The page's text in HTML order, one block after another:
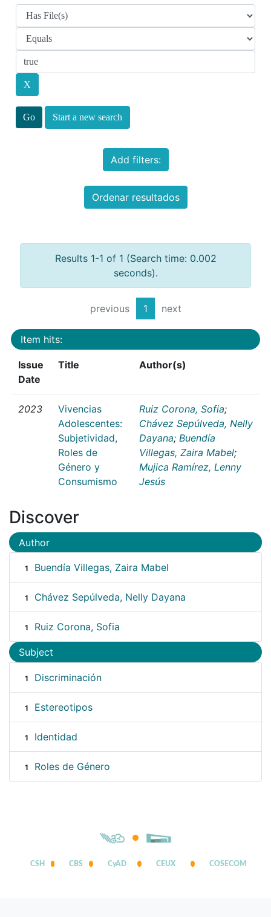
Start a new search
Add filters:
Ordenar resultados
Results 1-1 of 1 (Search time: 0.002
seconds).
previous 1 next
Item hits:
Issue
Date
Title Author(s)
2023
Vivencias
Adolescentes:
Subjetividad,
Roles de
Género y
Consumismo
Ruiz Corona, Sofia;
Chávez Sepúlveda, Nelly
Dayana; Buendía
Villegas, Zaira Mabel;
Mujica Ramírez, Lenny
Jesús
Discover
Author
1 Buendía Villegas, Zaira Mabel
1 Chávez Sepúlveda, Nelly Dayana
1 Ruiz Corona, Sofia
Subject
1 Discriminación
1 Estereotipos
1 Identidad
1 Roles de Género
CSH CBS CyAD CEUX COSECOM